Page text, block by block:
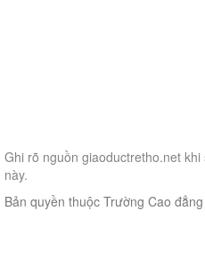
Ghi rõ nguồn giaoductretho.net khi
này.
Bản quyền thuộc Trường Cao